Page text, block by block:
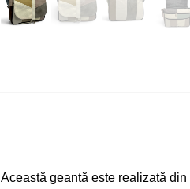
Această geantă este realizată din